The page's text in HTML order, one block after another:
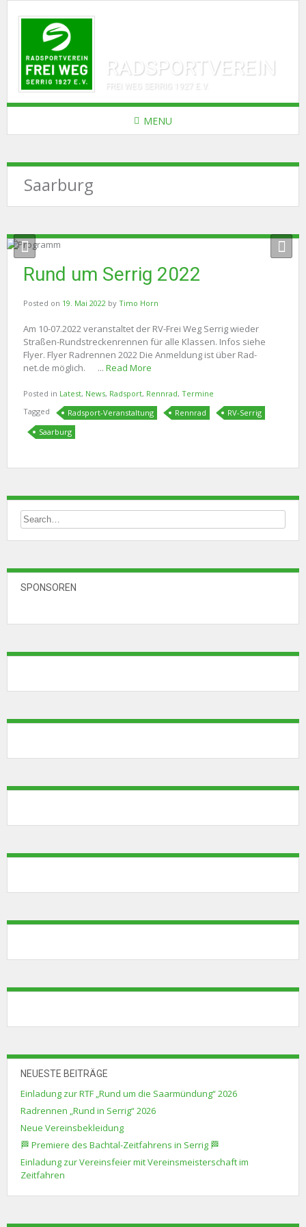
RADSPORTVEREIN
FREI WEG SERRIG 1927 E.V.
MENU
Saarburg
Rund um Serrig 2022
Posted on 19. Mai 2022 by Timo Horn
Am 10-07.2022 veranstaltet der RV-Frei Weg Serrig wieder
Straßen-Rundstreckenrennen für alle Klassen. Infos siehe
Flyer. Flyer Radrennen 2022 Die Anmeldung ist über Rad-
net.de möglich. ... Read More
Posted in Latest, News, Radsport, Rennrad, Termine
Tagged
Radsport-Veranstaltung Rennrad
RV-Serrig
Saarburg
SPONSOREN
NEUESTE BEITRÄGE
Einladung zur RTF „Rund um die Saarmündung“ 2026
Radrennen „Rund in Serrig“ 2026
Neue Vereinsbekleidung
🏁 Premiere des Bachtal-Zeitfahrens in Serrig 🏁
Einladung zur Vereinsfeier mit Vereinsmeisterschaft im
Zeitfahren